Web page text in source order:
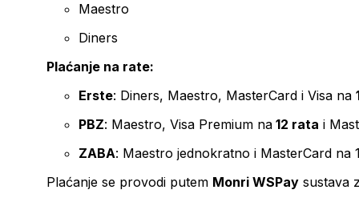
Maestro
Diners
Plaćanje na rate:
Erste: Diners, Maestro, MasterCard i Visa na
PBZ: Maestro, Visa Premium na 12 rata i
ZABA: Maestro jednokratno i MasterCard na
Plaćanje se provodi putem Monri WSPay sustava